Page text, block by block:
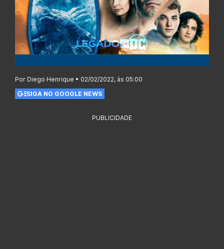
Por Diego Henrique • 02/02/2022, às 05:00
SIGA NO GOOGLE NEWS
PUBLICIDADE